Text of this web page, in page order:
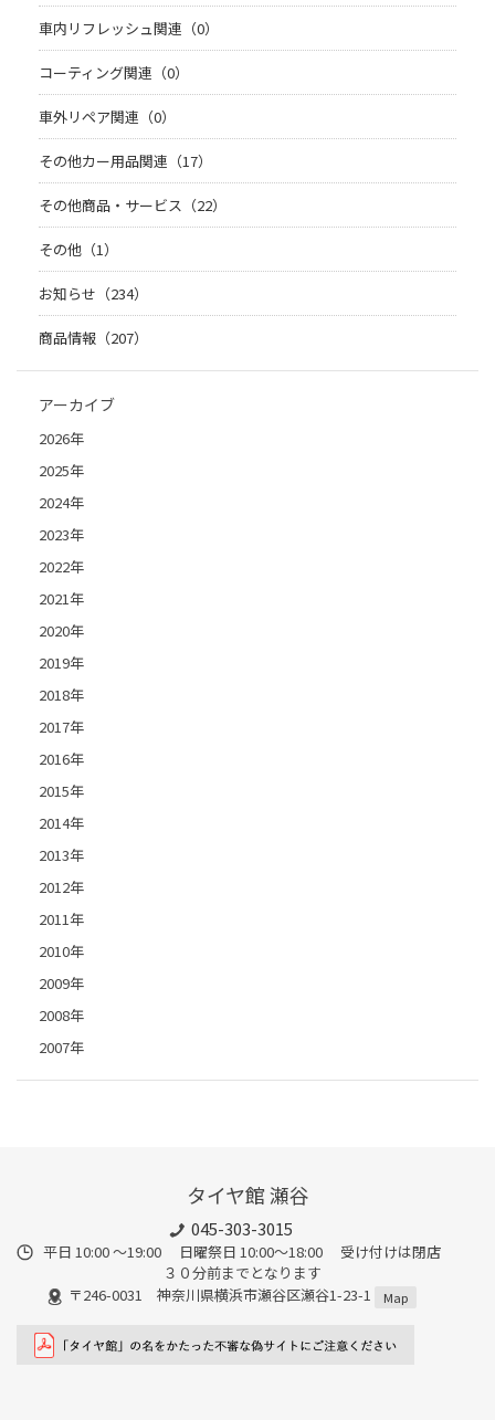
車内リフレッシュ関連（0）
コーティング関連（0）
車外リペア関連（0）
その他カー用品関連（17）
その他商品・サービス（22）
その他（1）
お知らせ（234）
商品情報（207）
アーカイブ
2026年
2025年
2024年
2023年
2022年
2021年
2020年
2019年
2018年
2017年
2016年
2015年
2014年
2013年
2012年
2011年
2010年
2009年
2008年
2007年
タイヤ館 瀬谷
045-303-3015
平日 10:00 ～19:00 日曜祭日 10:00～18:00 受け付けは閉店
３０分前までとなります
〒246-0031 神奈川県横浜市瀬谷区瀬谷1-23-1
Map